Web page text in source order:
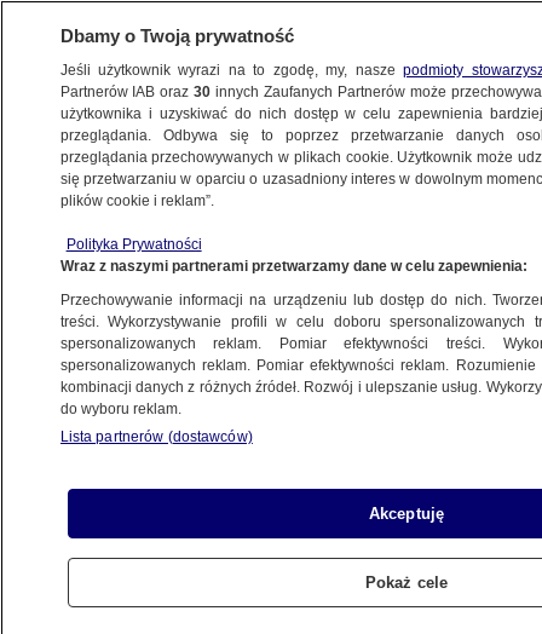
ŚWIAT
bez doświadczenia duszpasterskiego. Kim
jest Pietro Parolin
23.04.2025, 18:36
Udostępnij
Dbamy o Twoją prywatność
Jeśli użytkownik wyrazi na to zgodę, my, naszepodmioty
Partnerów IAB oraz30 innych Zaufanych Partnerów może
użytkownika i uzyskiwać do nich dostęp w celu zapewnienia
przeglądania. Odbywa się to poprzez przetwarzanie danych
przeglądania przechowywanych w plikach cookie. Użytkownik może
się przetwarzaniu w oparciu o uzasadniony interes w dowolnym
plików cookie i reklam”.
Polityka Prywatności
Wraz z naszymi partnerami przetwarzamy dane w celu zapewnienia:
Przechowywanie informacji na urządzeniu lub dostęp do nich.
treści. Wykorzystywanie profili w celu doboru spersonalizowanych
spersonalizowanych reklam. Pomiar efektywności treści.
spersonalizowanych reklam. Pomiar efektywności reklam.
kombinacji danych z różnych źródeł. Rozwój i ulepszanie usług.
do wyboru reklam.
Lista partnerów (dostawców)
Akceptuję
Pokaż cele